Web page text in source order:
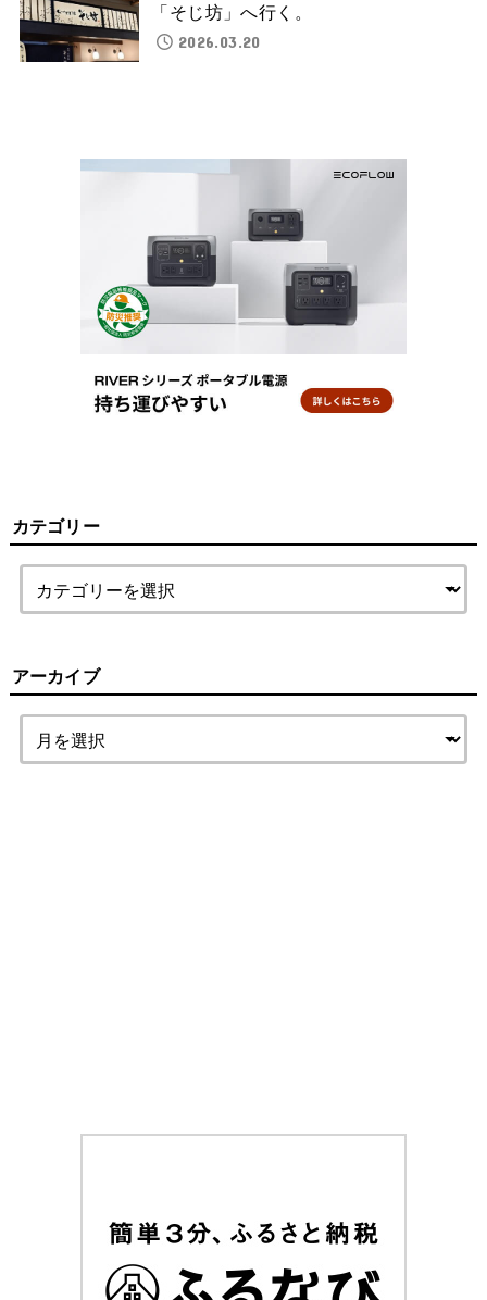
「そじ坊」へ行く。
2026.03.20
カテゴリー
アーカイブ